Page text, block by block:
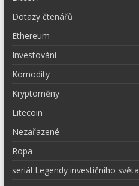
Dotazy čtenářů
Ethereum
Investování
Komodity
Kryptoměny
Litecoin
Nezařazené
Ropa
seriál Legendy investičního světa